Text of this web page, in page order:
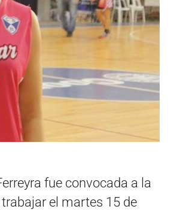
fue convocada a la
el martes 15 de